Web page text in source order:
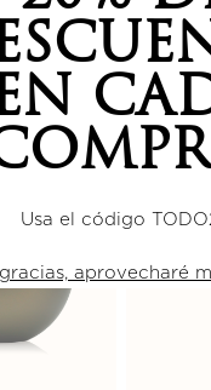
Usa el código
aprovecharé